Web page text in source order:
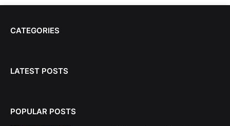
CATEGORIES
LATEST POSTS
POPULAR POSTS